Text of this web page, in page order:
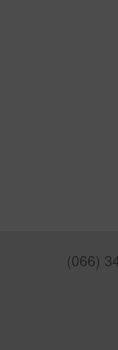
(066)